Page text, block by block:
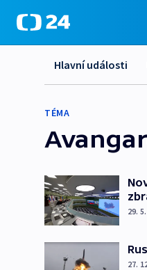
Hlavní události
TÉMA
29.
27.